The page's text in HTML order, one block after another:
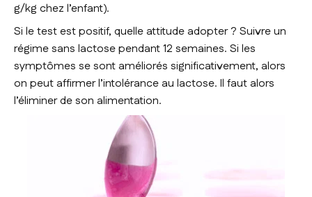
g/kg chez l’enfant).
Si le test est positif, quelle attitude adopter ? Suivre un
régime sans lactose pendant 12 semaines. Si les
symptômes se sont améliorés significativement, alors
on peut affirmer l’intolérance au lactose. Il faut alors
l’éliminer de son alimentation.